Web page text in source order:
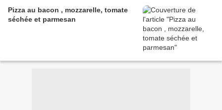
Pizza au bacon , mozzarelle, tomate
séchée et parmesan